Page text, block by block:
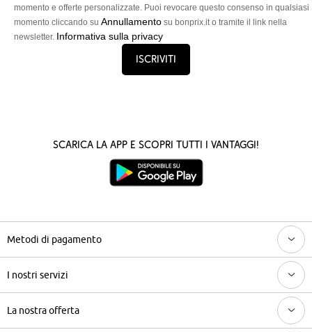
momento e offerte personalizzate. Puoi revocare questo consenso in qualsiasi
momento cliccando su Annullamento su bonprix.it o tramite il link nella
newsletter. Informativa sulla privacy
Iscriviti
Scarica la App e scopri tutti i vantaggi!
Metodi di pagamento
I nostri servizi
La nostra offerta